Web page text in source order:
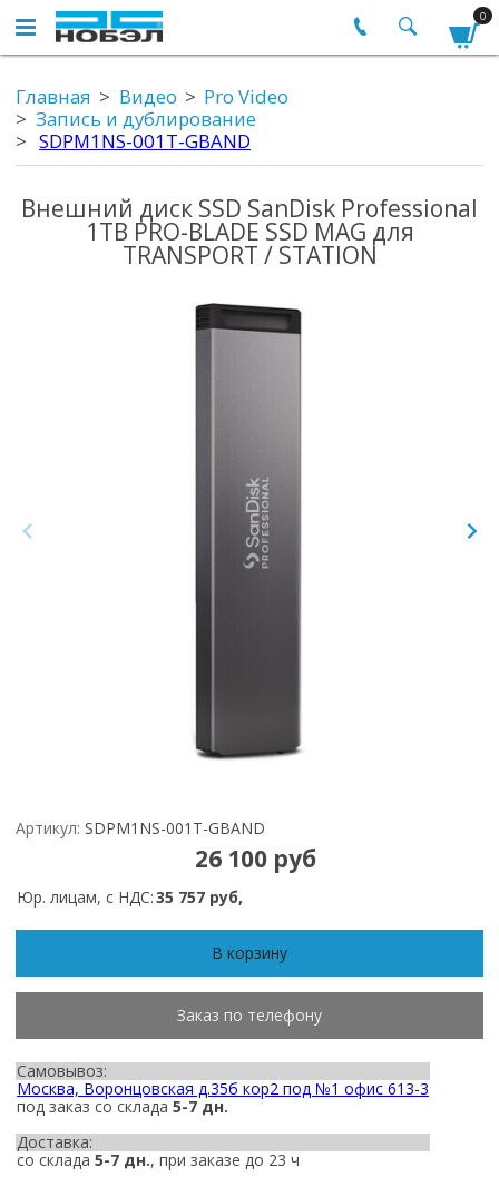
0
Главная Видео
Pro Video
Запись и дублирование
SDPM1NS-001T-GBAND
Внешний диск SSD SanDisk Professional
1TB PRO-BLADE SSD MAG для
TRANSPORT / STATION
Артикул: SDPM1NS-001T-GBAND
26 100 руб
Юр. лицам, с НДС:35 757 руб,
В корзину
Заказ по телефону
Самовывоз:
Москва, Воронцовская д.35б кор2 под №1 офис 613-3
под заказ со склада 5-7 дн.
Доставка:
со склада 5-7 дн., при заказе до 23 ч